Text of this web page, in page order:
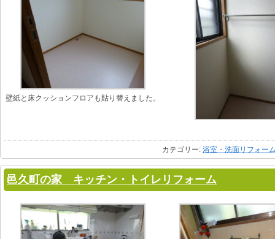
壁紙と床クッションフロアも貼り替えました。
カテゴリー: 浴室・洗面リフォー
邑久町の家 キッチン・トイレリフォーム